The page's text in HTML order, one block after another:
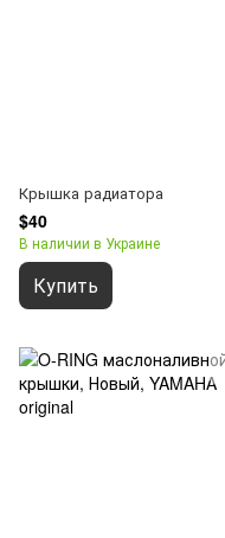
Крышка радиатора
$40
В наличии в Украине
Купить